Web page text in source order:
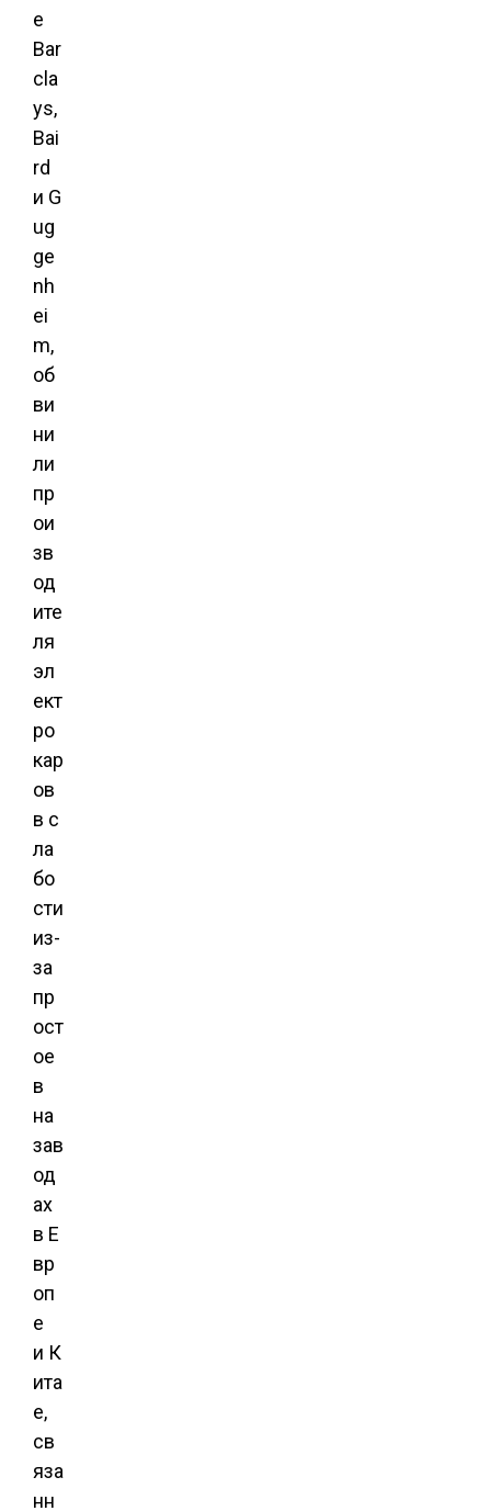
е
Bar
cla
ys,
Bai
rd
и G
ug
ge
nh
ei
m,
об
ви
ни
ли
пр
ои
зв
од
ите
ля
эл
ект
ро
кар
ов
в с
ла
бо
сти
из-
за
пр
ост
ое
в
на
зав
од
ах
в Е
вр
оп
е
и К
ита
е,
св
яза
нн